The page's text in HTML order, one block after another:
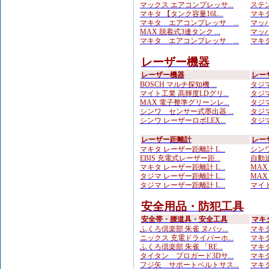
マックス エアコンプレッサ...
マキタ 【タンク容量16L...
マキタ エアコンプレッサ ...
MAX 脱着式3連タンク ...
マキタ エアコンプレッサ ...
ステ
マキ
マッ
マッ
マキ
レーザー機器
レーザー機器
BOSCH マルチ探知機 ...
マイト工業 高輝度LDグリ...
MAX 電子整準グリーンレ...
シンワ センサー式墨出器 ...
シンワ レーザーロボLEX...
レー
タジ
タジ
タジ
タジ
タジ
レーザー距離計
マキタ レーザー距離計 L...
EBIS 充電式レーザー距...
マキタ レーザー距離計 L...
タジマ レーザー距離計 L...
タジマ レーザー距離計 L...
レー
シン
自動
マイ
安全用品・防犯工具
安全帯・腰道具・安全工具
ふくろ倶楽部 朱雀 ヌバッ...
ニックス 充電ドライバーホ...
ふくろ倶楽部 朱雀 「RE...
タイタン プロガード3Dサ...
フジ矢 サポートベルトサス...
マキ
マキ
マキ
マキ
マキ
マキ